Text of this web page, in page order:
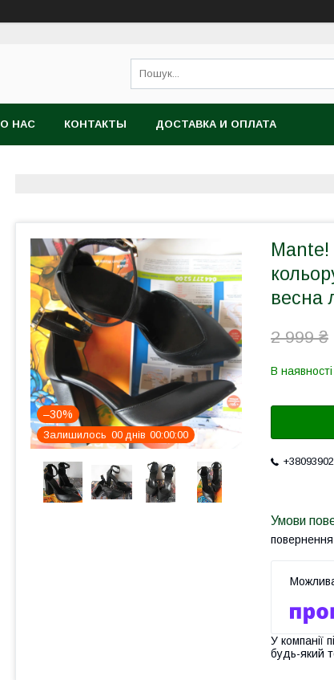
О НАС КОНТАКТЫ ДОСТАВКА И ОПЛАТА
–30%
Залишилось 00 днів 00 00 00
Mante!
весна
2 999 ₴
В наявності
У компанії
будь-який